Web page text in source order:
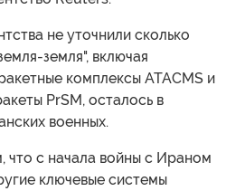
не уточнили сколько
земля", включая
комплексы ATACMS и
PrSM, осталось в
военных.
что с начала войны с Ираном
ключевые системы